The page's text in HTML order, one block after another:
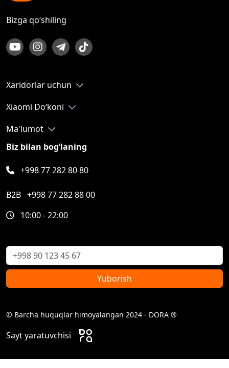
Bizga qo‘shiling
Xaridorlar uchun
Xiaomi Do‘koni
Ma'lumot
Biz bilan bog‘laning
+998 77 282 80 80
B2B +998 77 282 88 00
10:00 - 22:00
Yuborish
© Barcha huquqlar himoyalangan 2024 - DORA ®
Sayt yaratuvchisi